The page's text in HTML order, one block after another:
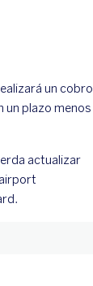
un cobro
un plazo menos
actualizar